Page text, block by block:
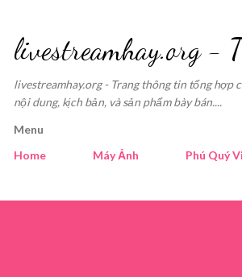
livestreamhay.org -
livestreamhay.org - Trang thông tin tổng hợp
nội dung, kịch bản, và sản phẩm bày bán....
Menu
Home
Máy Ảnh Phú Quý